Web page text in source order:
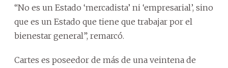
“No es un Estado ‘mercadista’ ni ‘empresarial’, sino
que es un Estado que tiene que trabajar por el
bienestar general”, remarcó.
Cartes es poseedor de más de una veintena de